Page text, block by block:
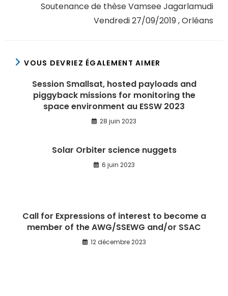
Soutenance de thèse Vamsee Jagarlamudi
Vendredi 27/09/2019 , Orléans
VOUS DEVRIEZ ÉGALEMENT AIMER
Session Smallsat, hosted payloads and
piggyback missions for monitoring the
space environment au ESSW 2023
28 juin 2023
Solar Orbiter science nuggets
6 juin 2023
Call for Expressions of interest to become a
member of the AWG/SSEWG and/or SSAC
12 décembre 2023